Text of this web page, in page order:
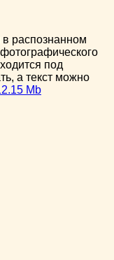
в распознанном
под
а текст можно
Mb